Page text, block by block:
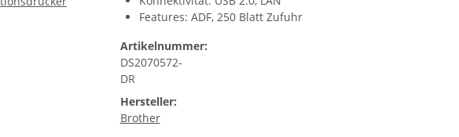
Features: ADF, 250 Blatt Zufuhr
Artikelnummer:
DS2070572-
DR
Hersteller:
Brother